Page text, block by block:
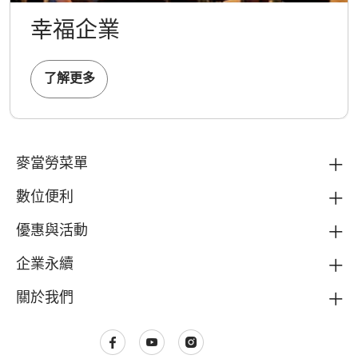
幸福企業
了解更多
麥當勞菜單
數位便利
優惠與活動
企業永續
關於我們